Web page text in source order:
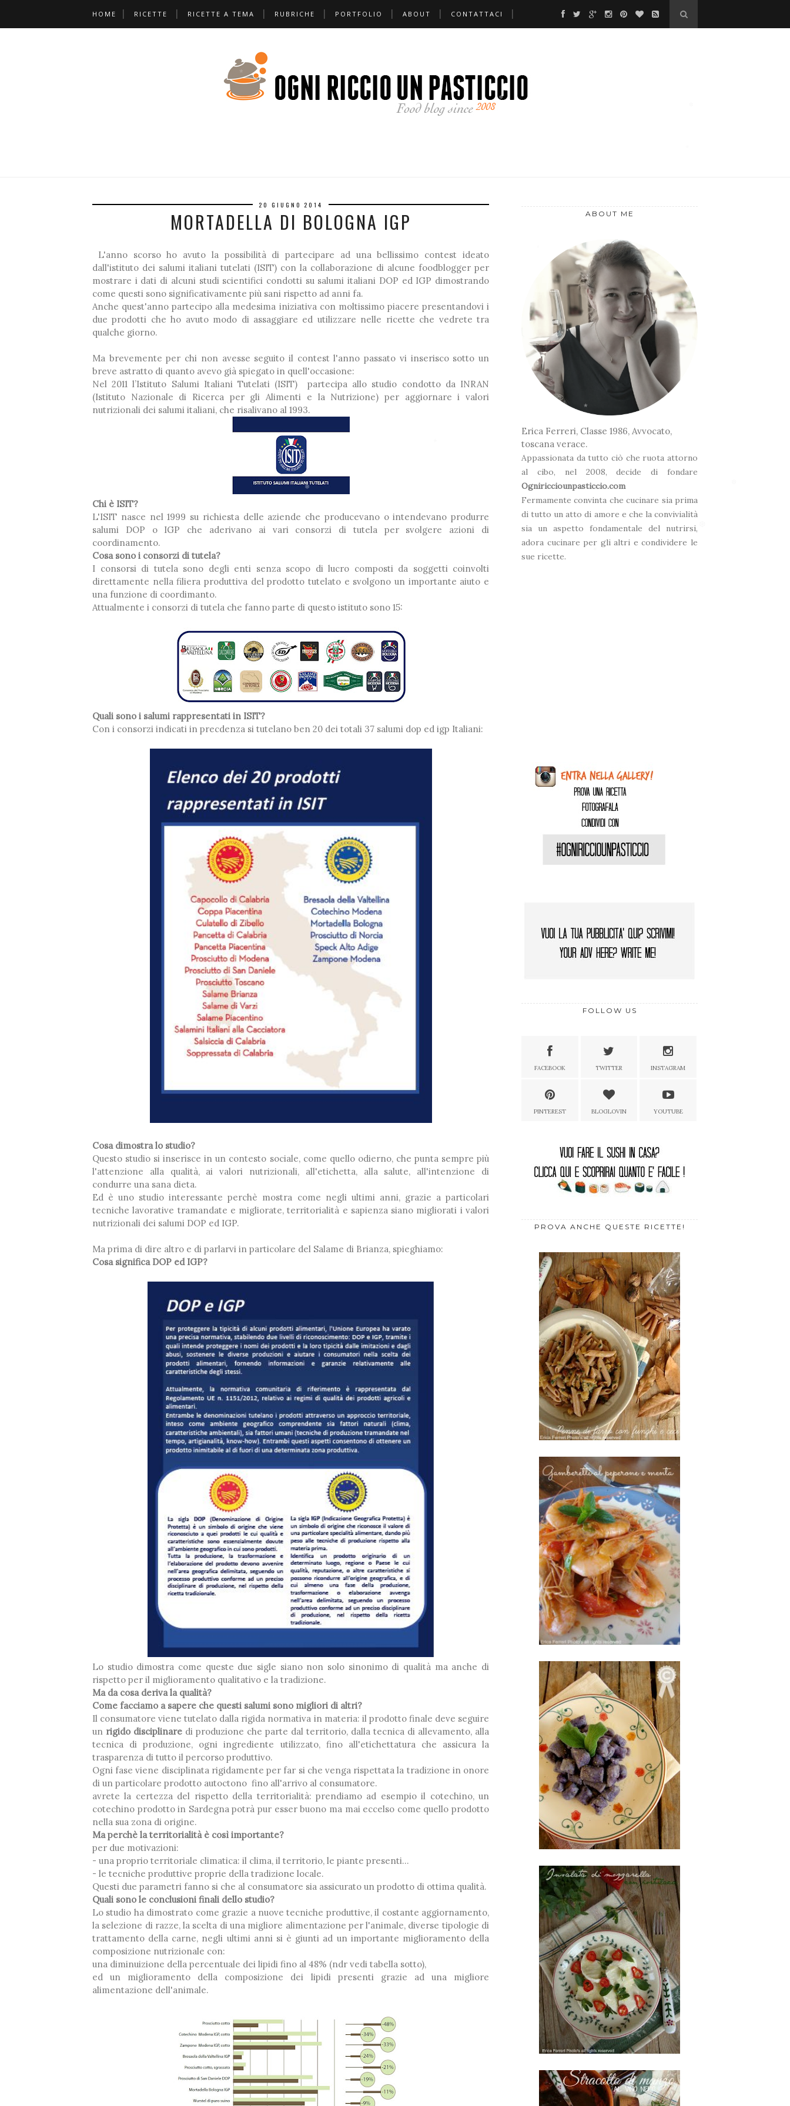
HOME RICETTE RICETTE A TEMA RUBRICHE PORTFOLIO ABOUT CONTATTACI
20 GIUGNO 2014
MORTADELLA DI BOLOGNA IGP
L'anno scorso ho avuto la possibilità di partecipare ad una bellissimo contest ideato
dall'istituto dei salumi italiani tutelati (ISIT) con la collaborazione di alcune foodblogger per
mostrare i dati di alcuni studi scientifici condotti su salumi italiani DOP ed IGP dimostrando
come questi sono significativamente più sani rispetto ad anni fa.
Anche quest'anno partecipo alla medesima iniziativa con moltissimo piacere presentandovi i
due prodotti che ho avuto modo di assaggiare ed utilizzare nelle ricette che vedrete tra
qualche giorno.
Ma brevemente per chi non avesse seguito il contest l'anno passato vi inserisco sotto un
breve astratto di quanto avevo già spiegato in quell'occasione:
Nel 2011 l’Istituto Salumi Italiani Tutelati (ISIT) partecipa allo studio condotto da INRAN
(Istituto Nazionale di Ricerca per gli Alimenti e la Nutrizione) per aggiornare i valori
nutrizionali dei salumi italiani, che risalivano al 1993.
Chi è ISIT?
L'ISIT nasce nel 1999 su richiesta delle aziende che producevano o intendevano produrre
salumi DOP o IGP che aderivano ai vari consorzi di tutela per svolgere azioni di
coordinamento.
Cosa sono i consorzi di tutela?
I consorsi di tutela sono degli enti senza scopo di lucro composti da soggetti coinvolti
direttamente nella filiera produttiva del prodotto tutelato e svolgono un importante aiuto e
una funzione di coordimanto.
Attualmente i consorzi di tutela che fanno parte di questo istituto sono 15:
Quali sono i salumi rappresentati in ISIT?
Con i consorzi indicati in precdenza si tutelano ben 20 dei totali 37 salumi dop ed igp Italiani:
Cosa dimostra lo studio?
Questo studio si inserisce in un contesto sociale, come quello odierno, che punta sempre più
l'attenzione alla qualità, ai valori nutrizionali, all'etichetta, alla salute, all'intenzione di
condurre una sana dieta.
Ed è uno studio interessante perchè mostra come negli ultimi anni, grazie a particolari
tecniche lavorative tramandate e migliorate, territorialità e sapienza siano migliorati i valori
nutrizionali dei salumi DOP ed IGP.
Ma prima di dire altro e di parlarvi in particolare del Salame di Brianza, spieghiamo:
Cosa significa DOP ed IGP?
Lo studio dimostra come queste due sigle siano non solo sinonimo di qualità ma anche di
rispetto per il miglioramento qualitativo e la tradizione.
Ma da cosa deriva la qualità?
Come facciamo a sapere che questi salumi sono migliori di altri?
Il consumatore viene tutelato dalla rigida normativa in materia: il prodotto finale deve seguire
un rigido disciplinare di produzione che parte dal territorio, dalla tecnica di allevamento, alla
tecnica di produzione, ogni ingrediente utilizzato, fino all'etichettatura che assicura la
trasparenza di tutto il percorso produttivo.
Ogni fase viene disciplinata rigidamente per far si che venga rispettata la tradizione in onore
di un particolare prodotto autoctono fino all'arrivo al consumatore.
avrete la certezza del rispetto della territorialità: prendiamo ad esempio il cotechino, un
cotechino prodotto in Sardegna potrà pur esser buono ma mai eccelso come quello prodotto
nella sua zona di origine.
Ma perchè la territorialità è così importante?
per due motivazioni:
- una proprio territoriale climatica: il clima, il territorio, le piante presenti...
- le tecniche produttive proprie della tradizione locale.
Questi due parametri fanno si che al consumatore sia assicurato un prodotto di ottima qualità.
Quali sono le conclusioni finali dello studio?
Lo studio ha dimostrato come grazie a nuove tecniche produttive, il costante aggiornamento,
la selezione di razze, la scelta di una migliore alimentazione per l'animale, diverse tipologie di
trattamento della carne, negli ultimi anni si è giunti ad un importante miglioramento della
composizione nutrizionale con:
una diminuizione della percentuale dei lipidi fino al 48% (ndr vedi tabella sotto),
ed un miglioramento della composizione dei lipidi presenti grazie ad una migliore
alimentazione dell'animale.
ABOUT ME
Erica Ferreri, Classe 1986, Avvocato,
toscana verace.
Appassionata da tutto ciò che ruota attorno
al cibo, nel 2008, decide di fondare
Ogniricciounpasticcio.com
Fermamente convinta che cucinare sia prima
di tutto un atto di amore e che la convivialità
sia un aspetto fondamentale del nutrirsi,
adora cucinare per gli altri e condividere le
sue ricette.
FOLLOW US
FACEBOOK TWITTER INSTAGRAM
PINTEREST BLOGLOVIN YOUTUBE
PROVA ANCHE QUESTE RICETTE!
❅
*
❅
❅
❆
*
❅